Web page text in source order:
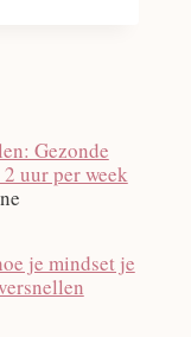
Gezonde
uur per week
je mindset je